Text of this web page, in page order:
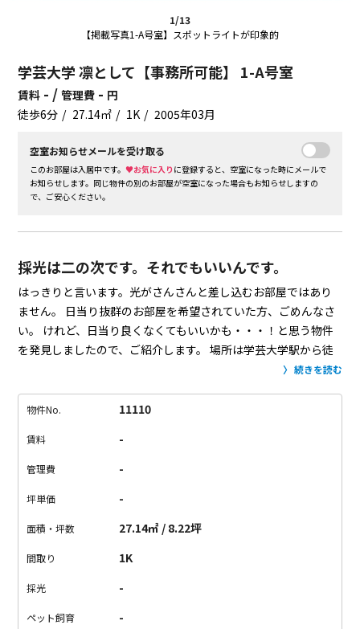
1/13
【掲載写真1-A号室】スポットライトが印象的
学芸大学 凛として【事務所可能】 1-A号室
賃料 - /管理費 - 円
徒歩6分
27.14㎡ 1K 2005年03月
空室お知らせメールを受け取る
このお部屋は入居中です。♥お気に入り に登録すると、空室になった時にメールで
お知らせします。同じ物件の別のお部屋が空室になった場合もお知らせしますの
で、ご安心ください。
採光は二の次です。それでもいいんです。
はっきりと言います。光がさんさんと差し込むお部屋ではあり
ません。
日当り抜群のお部屋を希望されていた方、ごめんなさ
い。
けれど、日当り良くなくてもいいかも・・・！と思う物件
を発見しましたので、ご紹介します。
場所は学芸大学駅から徒
下馬の住宅街にひっそりとあるマンションです。敷地
り・・・
ここって1階じゃないの？と思いながら進むと下におり
は半地下の部屋が1階になっているんです。
入る間について、正直目が慣れるまでは少し暗くて怖いです。
ラッと変わります。
まず、天窓。
す。やわらかく光が入ってきます。その他照明はスポットライ
トながらきちんとまとまっています。
ンも充実。
の棚は収納力がかなりあるので、靴が多い方でも大丈夫！
続きを読む
物件No. 11110
賃料 -
管理費 -
坪単価 -
面積・坪数 27.14㎡ / 8.22坪
間取り 1K
採光 -
ペット飼育 -